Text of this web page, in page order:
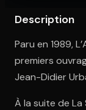
Description
Paru en 1989,
premiers
Jean-Didier
À la suite de